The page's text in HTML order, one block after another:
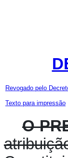
Revogado pelo
Texto para impressão
O